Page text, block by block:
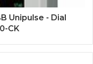
Unipulse - Dial
CK